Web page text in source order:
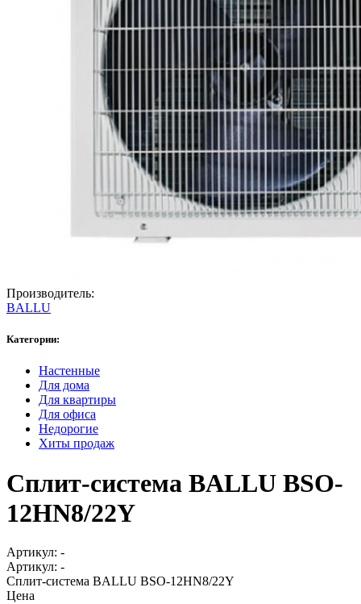
Производитель:
BALLU
Категории:
Настенные
Для дома
Для квартиры
Для офиса
Недорогие
Хиты продаж
Сплит-система BALLU BSO-
12HN8/22Y
Артикул: -
Артикул: -
Сплит-система BALLU BSO-12HN8/22Y
Цена